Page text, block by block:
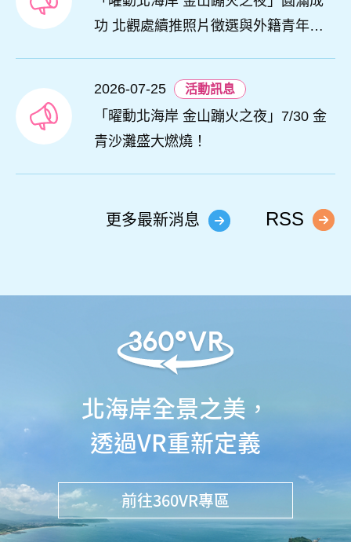
功 北觀處續推照片徵選與外籍青年免
2026-07-25 活動訊息
「曜動北海岸 金山蹦火之夜」7/30 金
青沙灘盛大燃燒！
更多最新消息 RSS
北海岸全景之美，
透過VR重新定義
前往360VR專區